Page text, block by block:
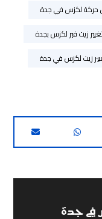
حركة لكزس في جدة
زيت قير لكزس بجدة
زيت لكزس في جدة
جدة